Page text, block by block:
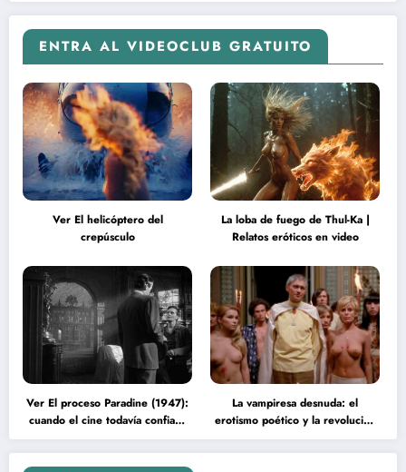
ENTRA AL VIDEOCLUB GRATUITO
Ver El helicóptero del
crepúsculo
La loba de fuego de Thul-Ka |
Relatos eróticos en video
Ver El proceso Paradine (1947):
cuando el cine todavía confiaba
en la inteligencia del espectador
La vampiresa desnuda: el
erotismo poético y la revolución
psicodélica de Jean Rollin